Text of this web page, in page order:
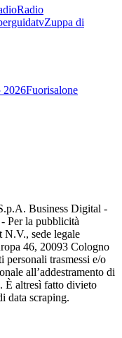
Radio
Zuppa di
2026Fuorisalone
Business Digital -
Per la pubblicità
sede legale
46, 20093 Cologno
personali trasmessi e/o
all’addestramento di
È altresì fatto divieto
data scraping.